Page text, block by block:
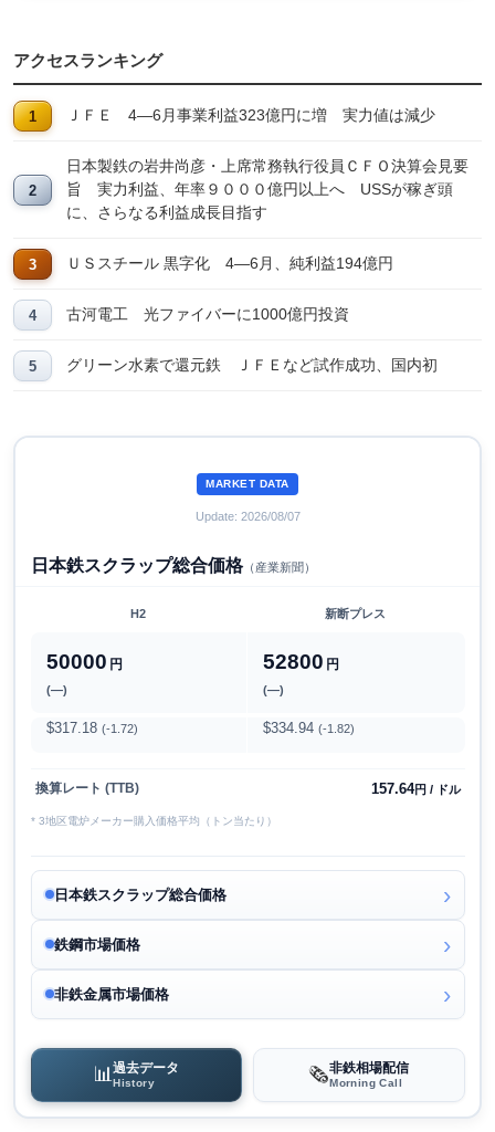
アクセスランキング
ＪＦＥ 4―6月事業利益323億円に増 実力値は減少
日本製鉄の岩井尚彦・上席常務執行役員ＣＦＯ決算会見要
旨 実力利益、年率９０００億円以上へ USSが稼ぎ頭
に、さらなる利益成長目指す
ＵＳスチール 黒字化 4―6月、純利益194億円
古河電工 光ファイバーに1000億円投資
グリーン水素で還元鉄 ＪＦＥなど試作成功、国内初
MARKET DATA
Update: 2026/08/07
日本鉄スクラップ総合価格（産業新聞）
H2 新断プレス
50000 円
(―)
52800 円
(―)
$317.18 (-1.72) $334.94 (-1.82)
換算レート (TTB) 157.64円 / ドル
* 3地区電炉メーカー購入価格平均（トン当たり）
日本鉄スクラップ総合価格
鉄鋼市場価格
非鉄金属市場価格
📊過去データ
History 🗞️非鉄相場配信
Morning Call